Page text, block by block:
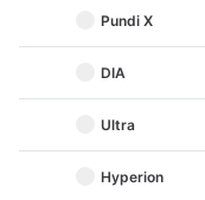
Pundi X
DIA
Ultra
Hyperion